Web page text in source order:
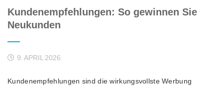
Kundenempfehlungen: So gewinnen Sie
Neukunden
9. APRIL 2026
Kundenempfehlungen sind die wirkungsvollste Werbung